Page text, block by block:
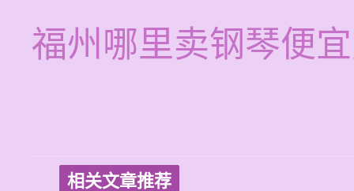
福州哪里卖钢琴便
相关文章推荐